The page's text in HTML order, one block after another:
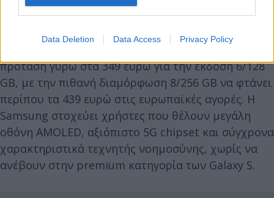
Data Deletion Data Access Privacy Policy
Διαθεσιμότητα και στόχευση αγοράς
πρόταση γύρω στα 349 ευρώ για την έκδοση 6/128
GB, με την πιθανή διαμόρφωση 8/256 GB να φτάνει
περίπου τα 439 ευρώ στις ευρωπαϊκές αγορές. Η
Samsung στοχεύει χρήστες που θέλουν μεγάλη
οθόνη AMOLED, αξιόπιστο 5G chipset και σύγχρονα
χαρακτηριστικά τεχνητής νοημοσύνης, χωρίς να
ανέβουν στην premium κατηγορία των Galaxy S.